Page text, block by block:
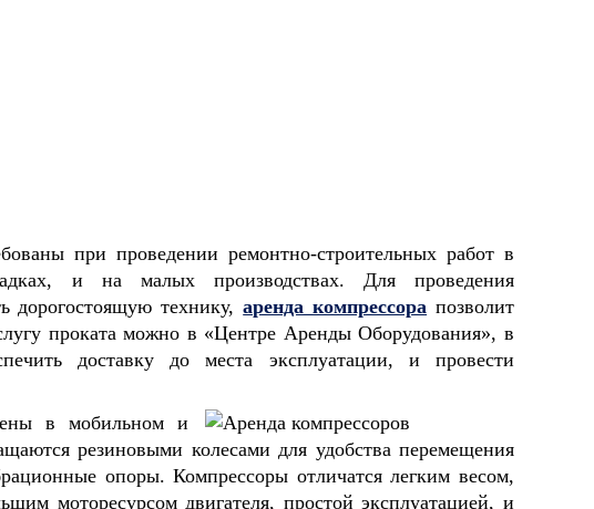
при проведении ремонтно-строительных работ в
и на малых производствах. Для проведения
дорогостоящую технику,аренда компрессора позволит
проката можно в «Центре Аренды Оборудования», в
доставку до места эксплуатации, и провести
в мобильном и
резиновыми колесами для удобства перемещения
опоры. Компрессоры отличатся легким весом,
моторесурсом двигателя, простой эксплуатацией, и